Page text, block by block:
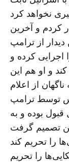
کردم و آخرین
این دیدار از ترامپ
کرده و
و او هم این
از اعلام
توسط ترامپ
بوده و به
تصمیم گرفت
را تحریم